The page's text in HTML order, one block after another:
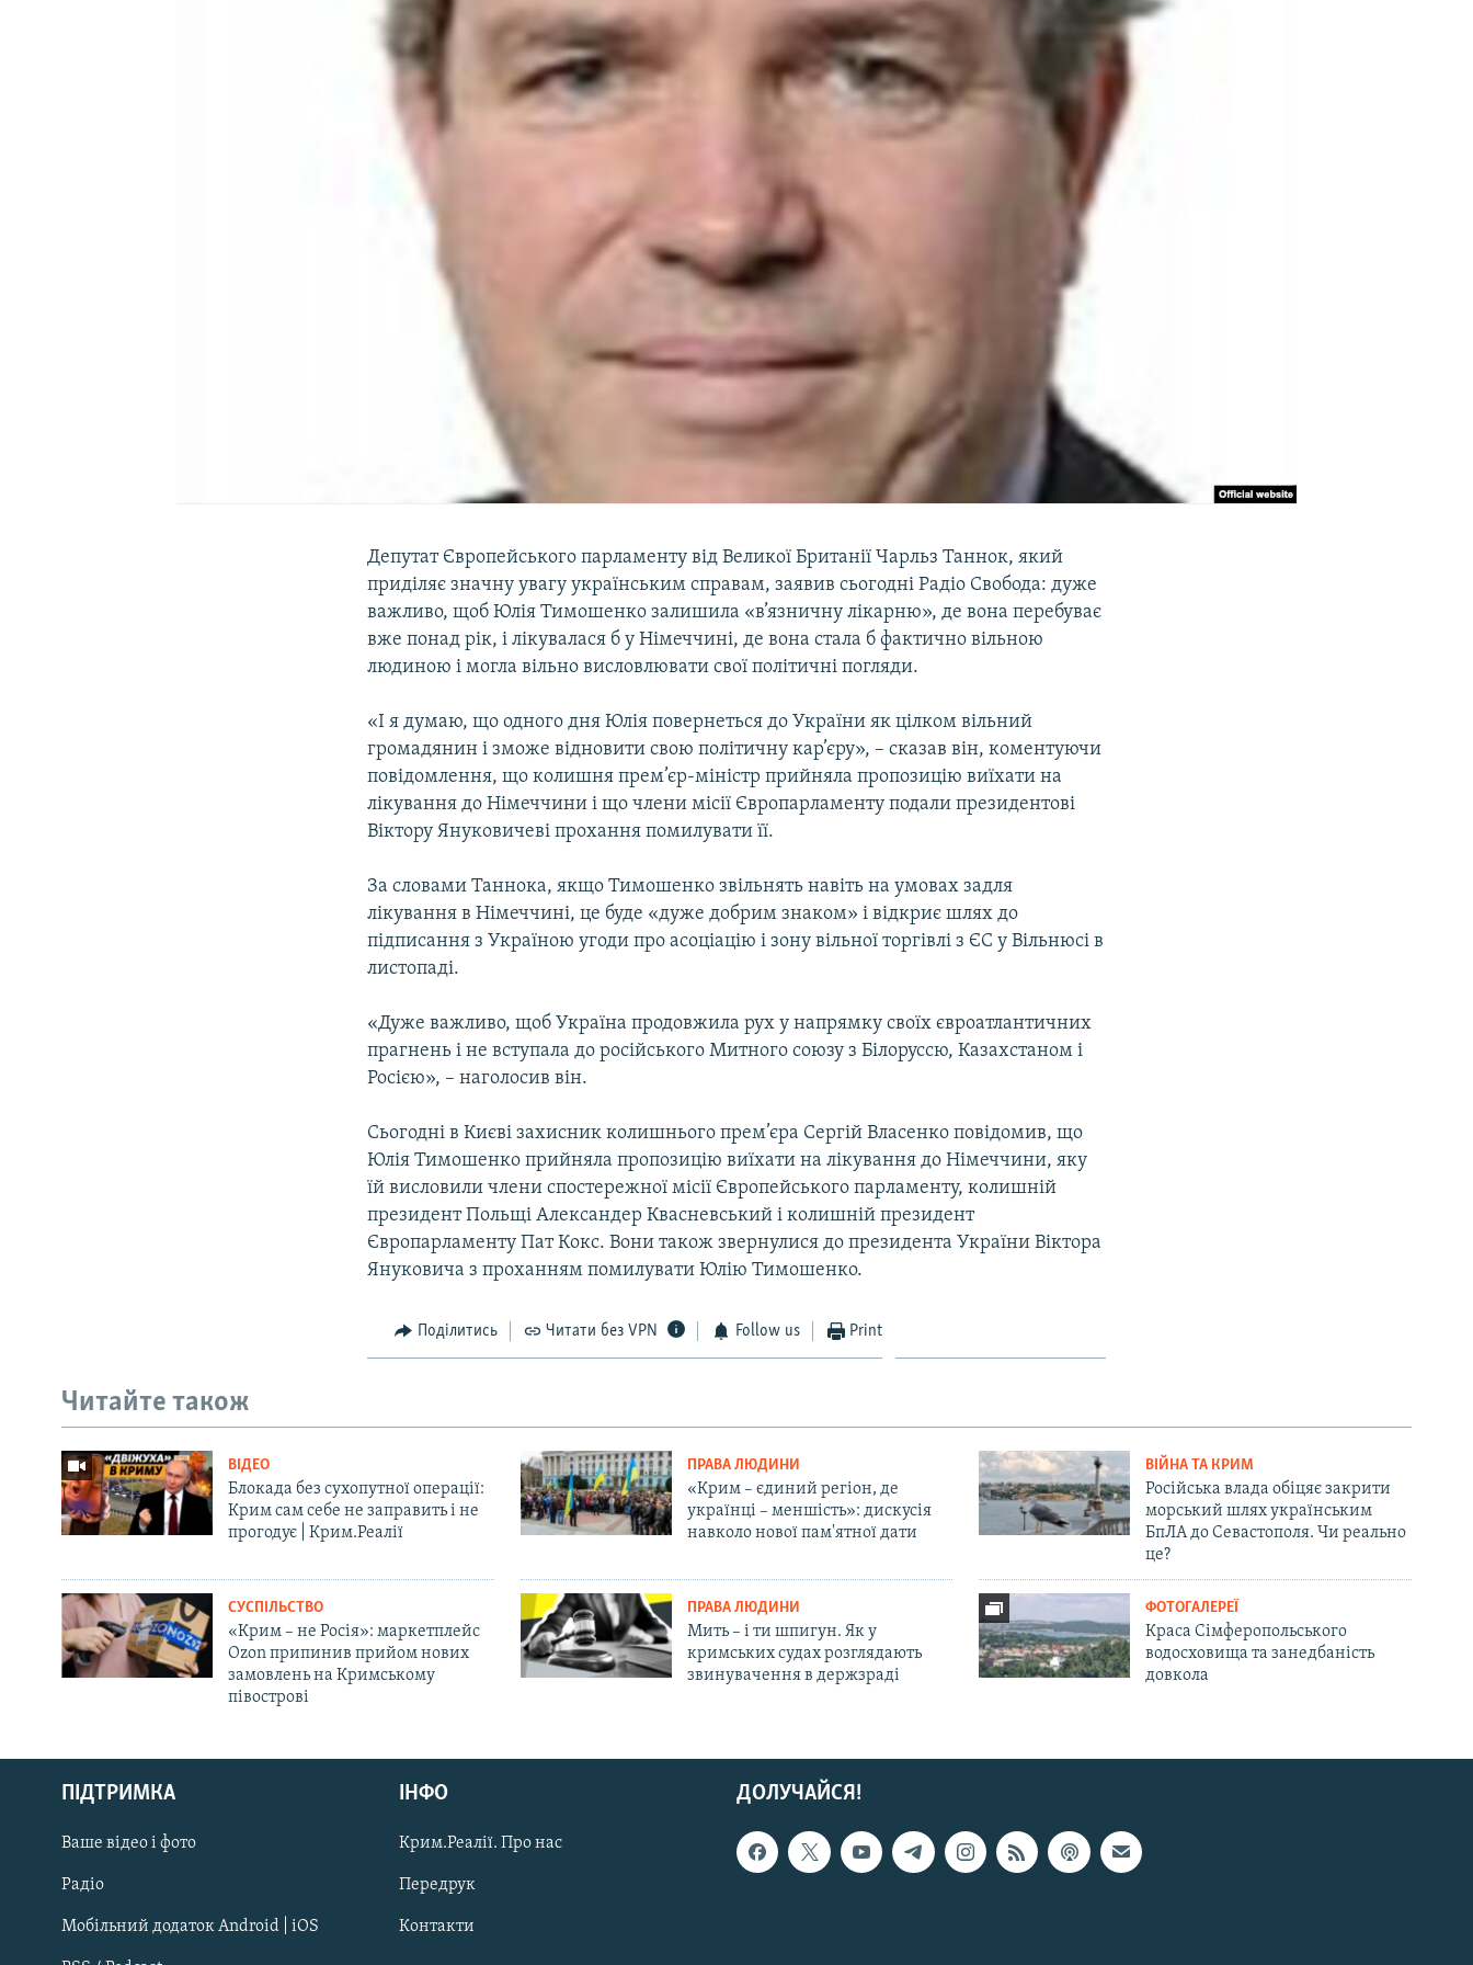
Русский
Qırımtatar
ДОЛУЧАЙСЯ!
Депутат Європейського парламенту від Великої Британії Чарльз Таннок, який
приділяє значну увагу українським справам, заявив сьогодні Радіо Свобода: дуже
важливо, щоб Юлія Тимошенко залишила «в’язничну лікарню», де вона перебуває
вже понад рік, і лікувалася б у Німеччині, де вона стала б фактично вільною
людиною і могла вільно висловлювати свої політичні погляди.
«І я думаю, що одного дня Юлія повернеться до України як цілком вільний
громадянин і зможе відновити свою політичну кар’єру», – сказав він, коментуючи
повідомлення, що колишня прем’єр-міністр прийняла пропозицію виїхати на
лікування до Німеччини і що члени місії Європарламенту подали президентові
Віктору Януковичеві прохання помилувати її.
За словами Таннока, якщо Тимошенко звільнять навіть на умовах задля
лікування в Німеччині, це буде «дуже добрим знаком» і відкриє шлях до
підписання з Україною угоди про асоціацію і зону вільної торгівлі з ЄС у Вільнюсі в
листопаді.
«Дуже важливо, щоб Україна продовжила рух у напрямку своїх євроатлантичних
прагнень і не вступала до російського Митного союзу з Білоруссю, Казахстаном і
Росією», – наголосив він.
Сьогодні в Києві захисник колишнього прем’єра Сергій Власенко повідомив, що
Юлія Тимошенко прийняла пропозицію виїхати на лікування до Німеччини, яку
їй висловили члени спостережної місії Європейського парламенту, колишній
президент Польщі Александер Квасневський і колишній президент
Європарламенту Пат Кокс. Вони також звернулися до президента України Віктора
Януковича з проханням помилувати Юлію Тимошенко.
Поділитись Читати без VPN Follow us Print
Читайте також
ВІДЕО
Блокада без сухопутної операції:
Крим сам себе не заправить і не
прогодує | Крим.Реалії
ПРАВА ЛЮДИНИ
«Крим – єдиний регіон, де
українці – меншість»: дискусія
навколо нової пам'ятної дати
ВІЙНА ТА КРИМ
Російська влада обіцяє закрити
морський шлях українським
БпЛА до Севастополя. Чи реально
це?
СУСПІЛЬСТВО
«Крим – не Росія»: маркетплейс
Ozon припинив прийом нових
замовлень на Кримському
півострові
ПРАВА ЛЮДИНИ
Мить – і ти шпигун. Як у
кримських судах розглядають
звинувачення в держзраді
ФОТОГАЛЕРЕЇ
Краса Сімферопольського
водосховища та занедбаність
довкола
ДОЛУЧАЙСЯ!
ПІДТРИМКА
Ваше відео і фото
Радіо
Мобільний додаток Android | iOS
ІНФО
Крим.Реалії. Про нас
Передрук
Контакти